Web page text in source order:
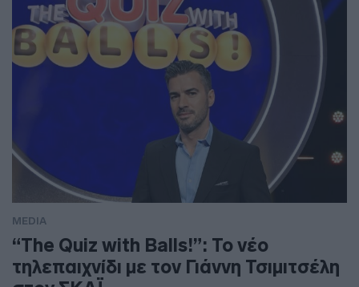
MEDIA
“The Quiz with Balls!”: Το νέο
τηλεπαιχνίδι με τον Γιάννη Τσιμιτσέλη